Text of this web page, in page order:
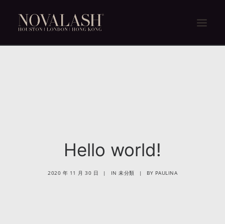
Hello world!
2020 年 11 月 30 日 | IN 未分類 | BY PAULINA